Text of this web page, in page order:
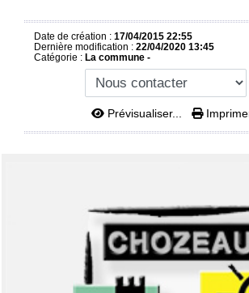
Date de création : 17/04/2015 22:55
Dernière modification : 22/04/2020 13:45
Catégorie : La commune -
Prévisualiser...